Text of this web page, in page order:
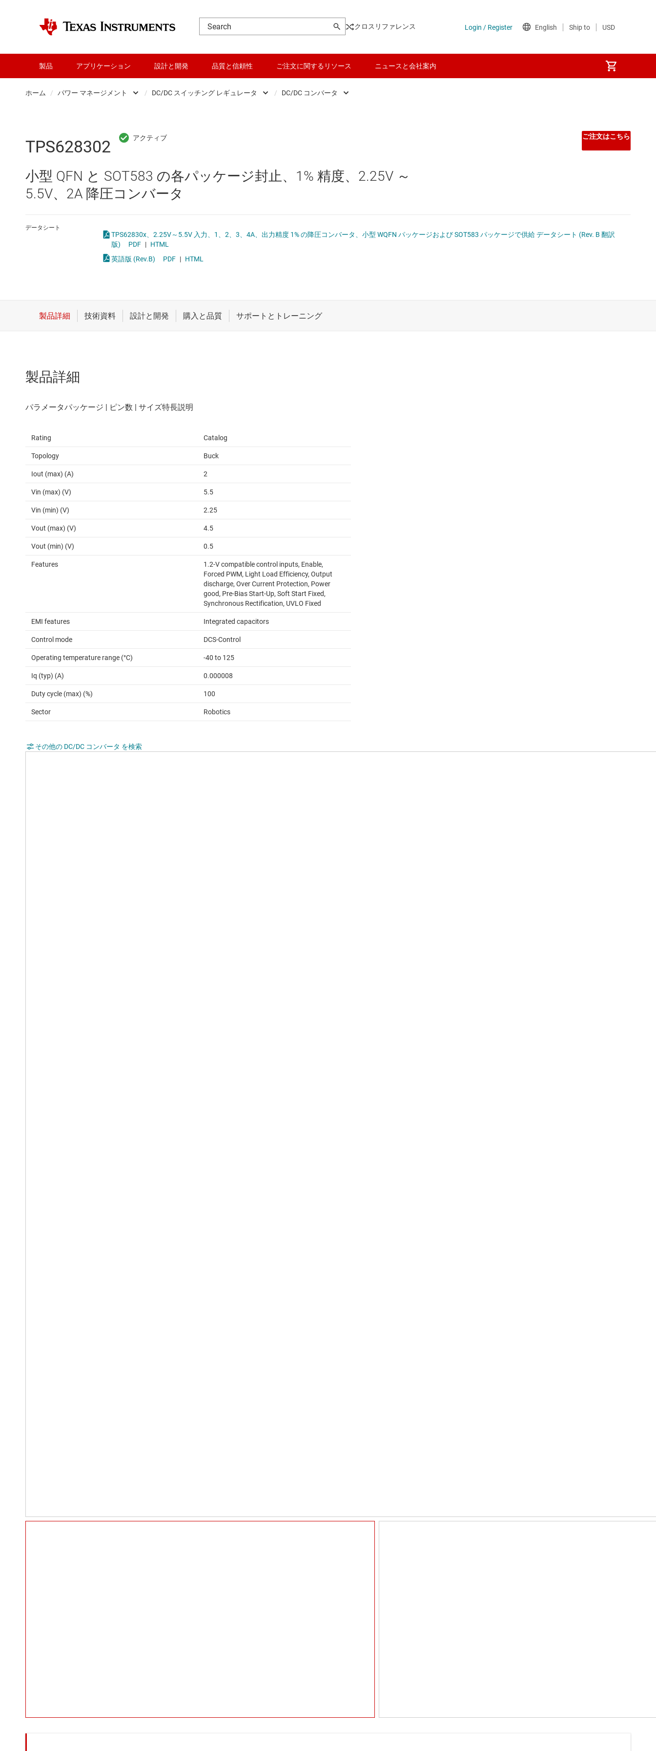
クロスリファレンス
製品 アプリケーション 設計と開発 品質と信頼性 ご注文に関するリソース ニュースと会社案内
ホーム / パワー マネージメント
RF とマイクロ波
インターフェイス
オーディオ、ハプティクス、およびピエゾ
スイッチ/マルチプレクサ
センサ
マイコン (MCU) / プロセッサ
/ DC/DC スイッチング レギュレータ
DDR メモリ向け電源 IC
/ DC/DC コンバータ
TPS628302
小型 QFN と SOT583 の各パッケージ封止、1% 精度、2.25V ～
5.5V、2A 降圧コンバータ
ご注文はこちら
データシート
TPS62830x、2.25V～5.5V 入力、1、2、3、4A、出力精度 1% の降圧コンバータ、小型 WQFN パッケージおよび SOT583 パッケージで供給 データシート (Rev. B 翻訳
版)
PDF | HTML
英語版 (Rev.B)
PDF | HTML
製品詳細
Rating Catalog
Topology Buck
Iout (max) (A) 2
Vin (max) (V) 5.5
Vin (min) (V) 2.25
Vout (max) (V) 4.5
Vout (min) (V) 0.5
Features
1.2-V compatible control inputs, Enable,
Forced PWM, Light Load Efficiency, Output
discharge, Over Current Protection, Power
good, Pre-Bias Start-Up, Soft Start Fixed,
Synchronous Rectification, UVLO Fixed
EMI features Integrated capacitors
Control mode DCS-Control
Operating temperature range (°C) -40 to 125
Iq (typ) (A) 0.000008
Duty cycle (max) (%) 100
Sector Robotics
その他の DC/DC コンバータ を検索